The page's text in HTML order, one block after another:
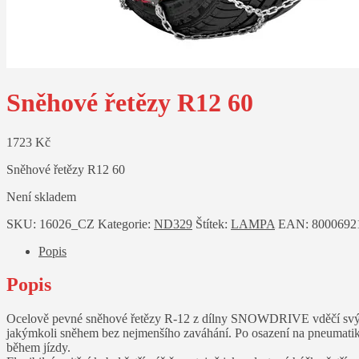
Sněhové řetězy R12 60
1723 Kč
Sněhové řetězy R12 60
Není skladem
SKU: 16026_CZ Kategorie: ND329 Štítek: LAMPA EAN:
Popis
Popis
Ocelově pevné sněhové řetězy R-12 z dílny SNOWDRIVE vděčí
jakýmkoli sněhem bez nejmenšího zaváhání. Po osazení na
během jízdy.